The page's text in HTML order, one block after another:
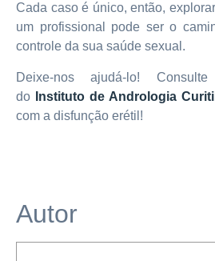
Cada caso é único, então,
um profissional pode ser o
controle da sua saúde sexual.
Deixe-nos ajudá-lo!
do
Instituto de Andrologia
com a disfunção erétil!
Autor